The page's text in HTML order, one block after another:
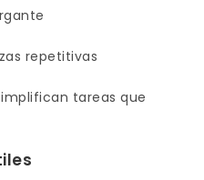
repetitivas
tareas que